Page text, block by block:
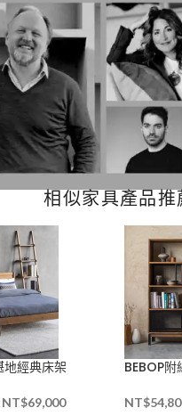
相似家具產品推
經典床架
NT$69,000
BEBOP
NT$